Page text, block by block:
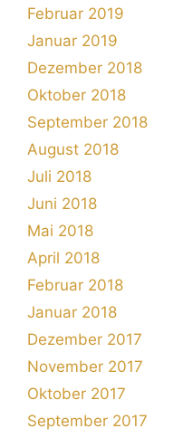
Februar 2019
Januar 2019
Dezember 2018
Oktober 2018
September 2018
August 2018
Juli 2018
Juni 2018
Mai 2018
April 2018
Februar 2018
Januar 2018
Dezember 2017
November 2017
Oktober 2017
September 2017